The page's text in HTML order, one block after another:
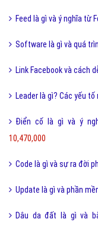
Feed là gì và ý nghĩa từ
Software là gì và quá
Link Facebook và cách
Leader là gì? Các yếu
Điển cố là gì và ý
10,470,000
Code là gì và sự ra đời
Update là gì và phần
Dâu da đất là gì và